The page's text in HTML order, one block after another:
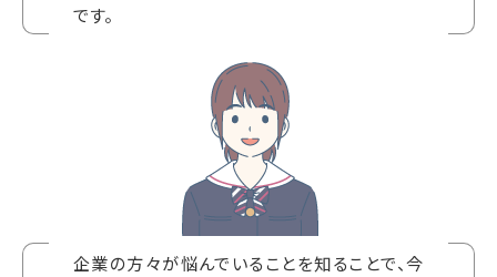
です。
企業の方々が悩んでいることを知ることで、今